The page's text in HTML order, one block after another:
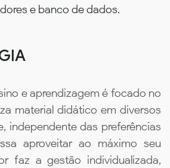
e banco de dados.
e aprendizagem é focado no
material didático em diversos
independente das preferências
aproveitar ao máximo seu
faz a gestão individualizada,